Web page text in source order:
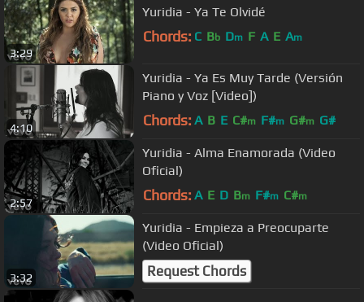
3:29
Yuridia - Ya Te Olvidé
Chords: C Bb Dm F A E Am
4:10
Yuridia - Ya Es Muy Tarde (Versión
Piano y Voz [Video])
Chords: A B E C#m F#m G#m G#
2:57
Yuridia - Alma Enamorada (Video
Oficial)
Chords: A E D Bm F#m C#m
3:32
Yuridia - Empieza a Preocuparte
(Video Oficial)
Request Chords